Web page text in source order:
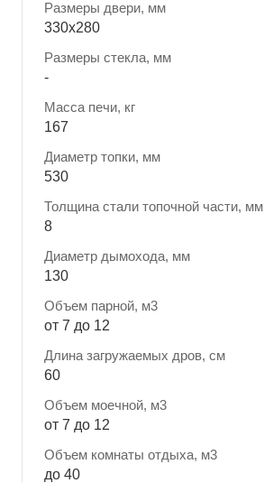
Размеры двери, мм
330x280
Размеры стекла, мм
-
Масса печи, кг
167
Диаметр топки, мм
530
Толщина стали топочной части, мм
8
Диаметр дымохода, мм
130
Объем парной, м3
от 7 до 12
Длина загружаемых дров, см
60
Объем моечной, м3
от 7 до 12
Объем комнаты отдыха, м3
до 40